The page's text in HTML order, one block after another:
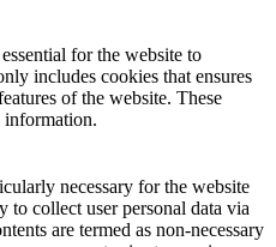
for the website to
includes cookies that ensures
of the website. These
information.
necessary for the website
to collect user personal data via
are termed as non-necessary